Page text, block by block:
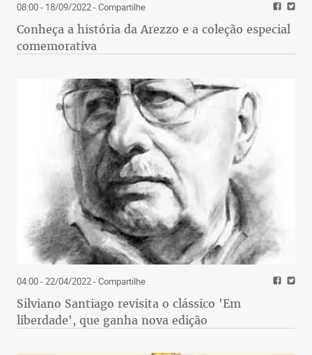
08:00 - 18/09/2022- Compartilhe
Conheça a história da Arezzo e a coleção especial
comemorativa
04:00 - 22/04/2022- Compartilhe
Silviano Santiago revisita o clássico 'Em
liberdade', que ganha nova edição